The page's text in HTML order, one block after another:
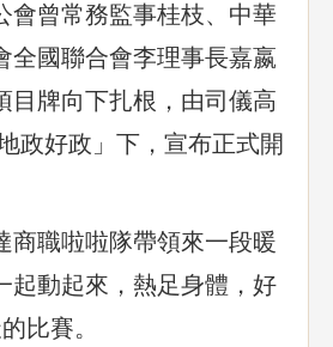
會曾常務監事桂枝、中華
全國聯合會李理事長嘉嬴
目牌向下扎根，由司儀高
政好政」下，宣布正式開
職啦啦隊帶領來一段暖
起動起來，熱足身體，好
比賽。